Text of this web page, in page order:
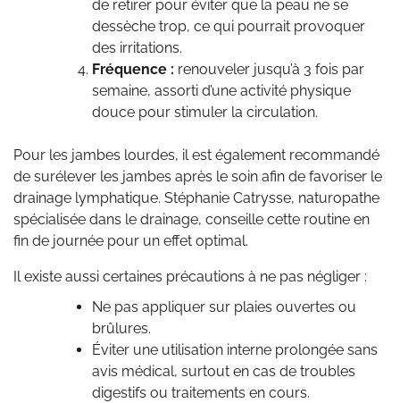
de retirer pour éviter que la peau ne se
dessèche trop, ce qui pourrait provoquer
des irritations.
Fréquence : renouveler jusqu’à 3 fois par
semaine, assorti d’une activité physique
douce pour stimuler la circulation.
Pour les jambes lourdes, il est également recommandé
de surélever les jambes après le soin afin de favoriser le
drainage lymphatique. Stéphanie Catrysse, naturopathe
spécialisée dans le drainage, conseille cette routine en
fin de journée pour un effet optimal.
Il existe aussi certaines précautions à ne pas négliger :
Ne pas appliquer sur plaies ouvertes ou
brûlures.
Éviter une utilisation interne prolongée sans
avis médical, surtout en cas de troubles
digestifs ou traitements en cours.